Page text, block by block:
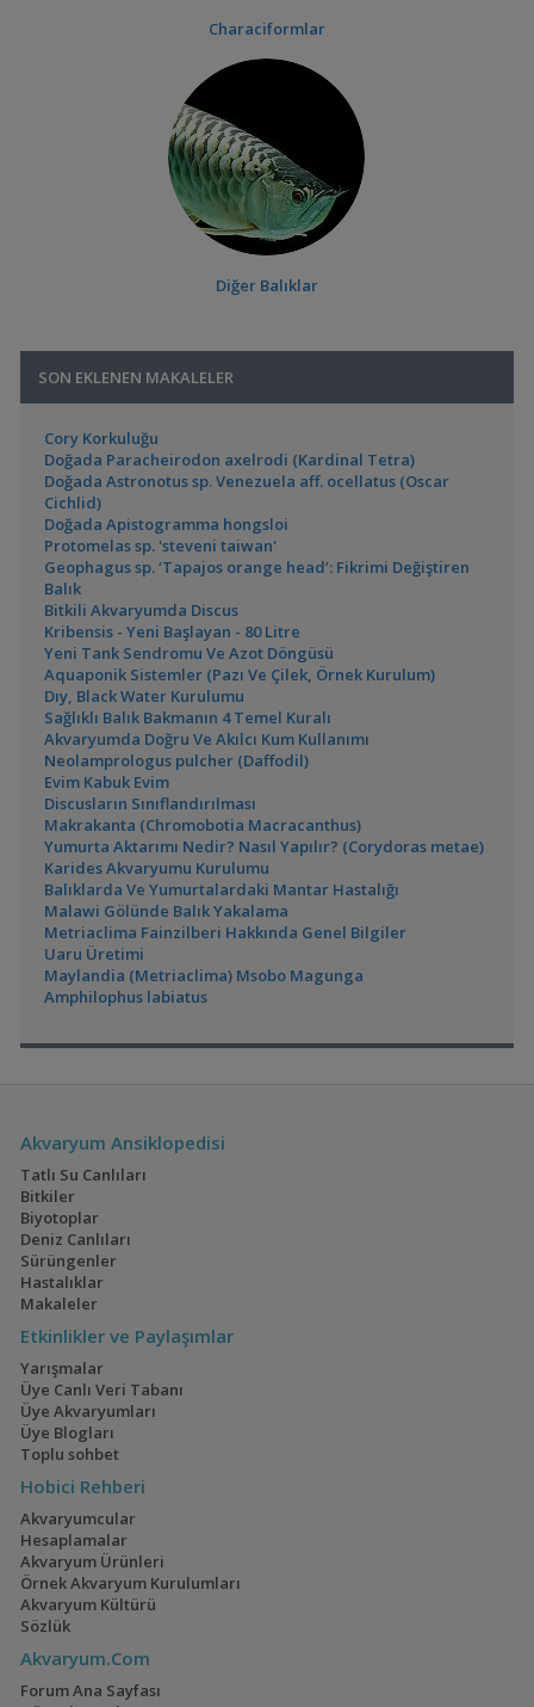
Characiformlar
Diğer Balıklar
SON EKLENEN MAKALELER
Cory Korkuluğu
Doğada Paracheirodon axelrodi (Kardinal Tetra)
Doğada Astronotus sp. Venezuela aff. ocellatus (Oscar
Cichlid)
Doğada Apistogramma hongsloi
Protomelas sp. 'steveni taiwan'
Geophagus sp. ‘Tapajos orange head’: Fikrimi Değiştiren
Balık
Bitkili Akvaryumda Discus
Kribensis - Yeni Başlayan - 80 Litre
Yeni Tank Sendromu Ve Azot Döngüsü
Aquaponik Sistemler (Pazı Ve Çilek, Örnek Kurulum)
Dıy, Black Water Kurulumu
Sağlıklı Balık Bakmanın 4 Temel Kuralı
Akvaryumda Doğru Ve Akılcı Kum Kullanımı
Neolamprologus pulcher (Daffodil)
Evim Kabuk Evim
Discusların Sınıflandırılması
Makrakanta (Chromobotia Macracanthus)
Yumurta Aktarımı Nedir? Nasıl Yapılır? (Corydoras metae)
Karides Akvaryumu Kurulumu
Balıklarda Ve Yumurtalardaki Mantar Hastalığı
Malawi Gölünde Balık Yakalama
Metriaclima Fainzilberi Hakkında Genel Bilgiler
Uaru Üretimi
Maylandia (Metriaclima) Msobo Magunga
Amphilophus labiatus
Akvaryum Ansiklopedisi
Tatlı Su Canlıları
Bitkiler
Biyotoplar
Deniz Canlıları
Sürüngenler
Hastalıklar
Makaleler
Etkinlikler ve Paylaşımlar
Yarışmalar
Üye Canlı Veri Tabanı
Üye Akvaryumları
Üye Blogları
Toplu sohbet
Hobici Rehberi
Akvaryumcular
Hesaplamalar
Akvaryum Ürünleri
Örnek Akvaryum Kurulumları
Akvaryum Kültürü
Sözlük
Akvaryum.Com
Forum Ana Sayfası